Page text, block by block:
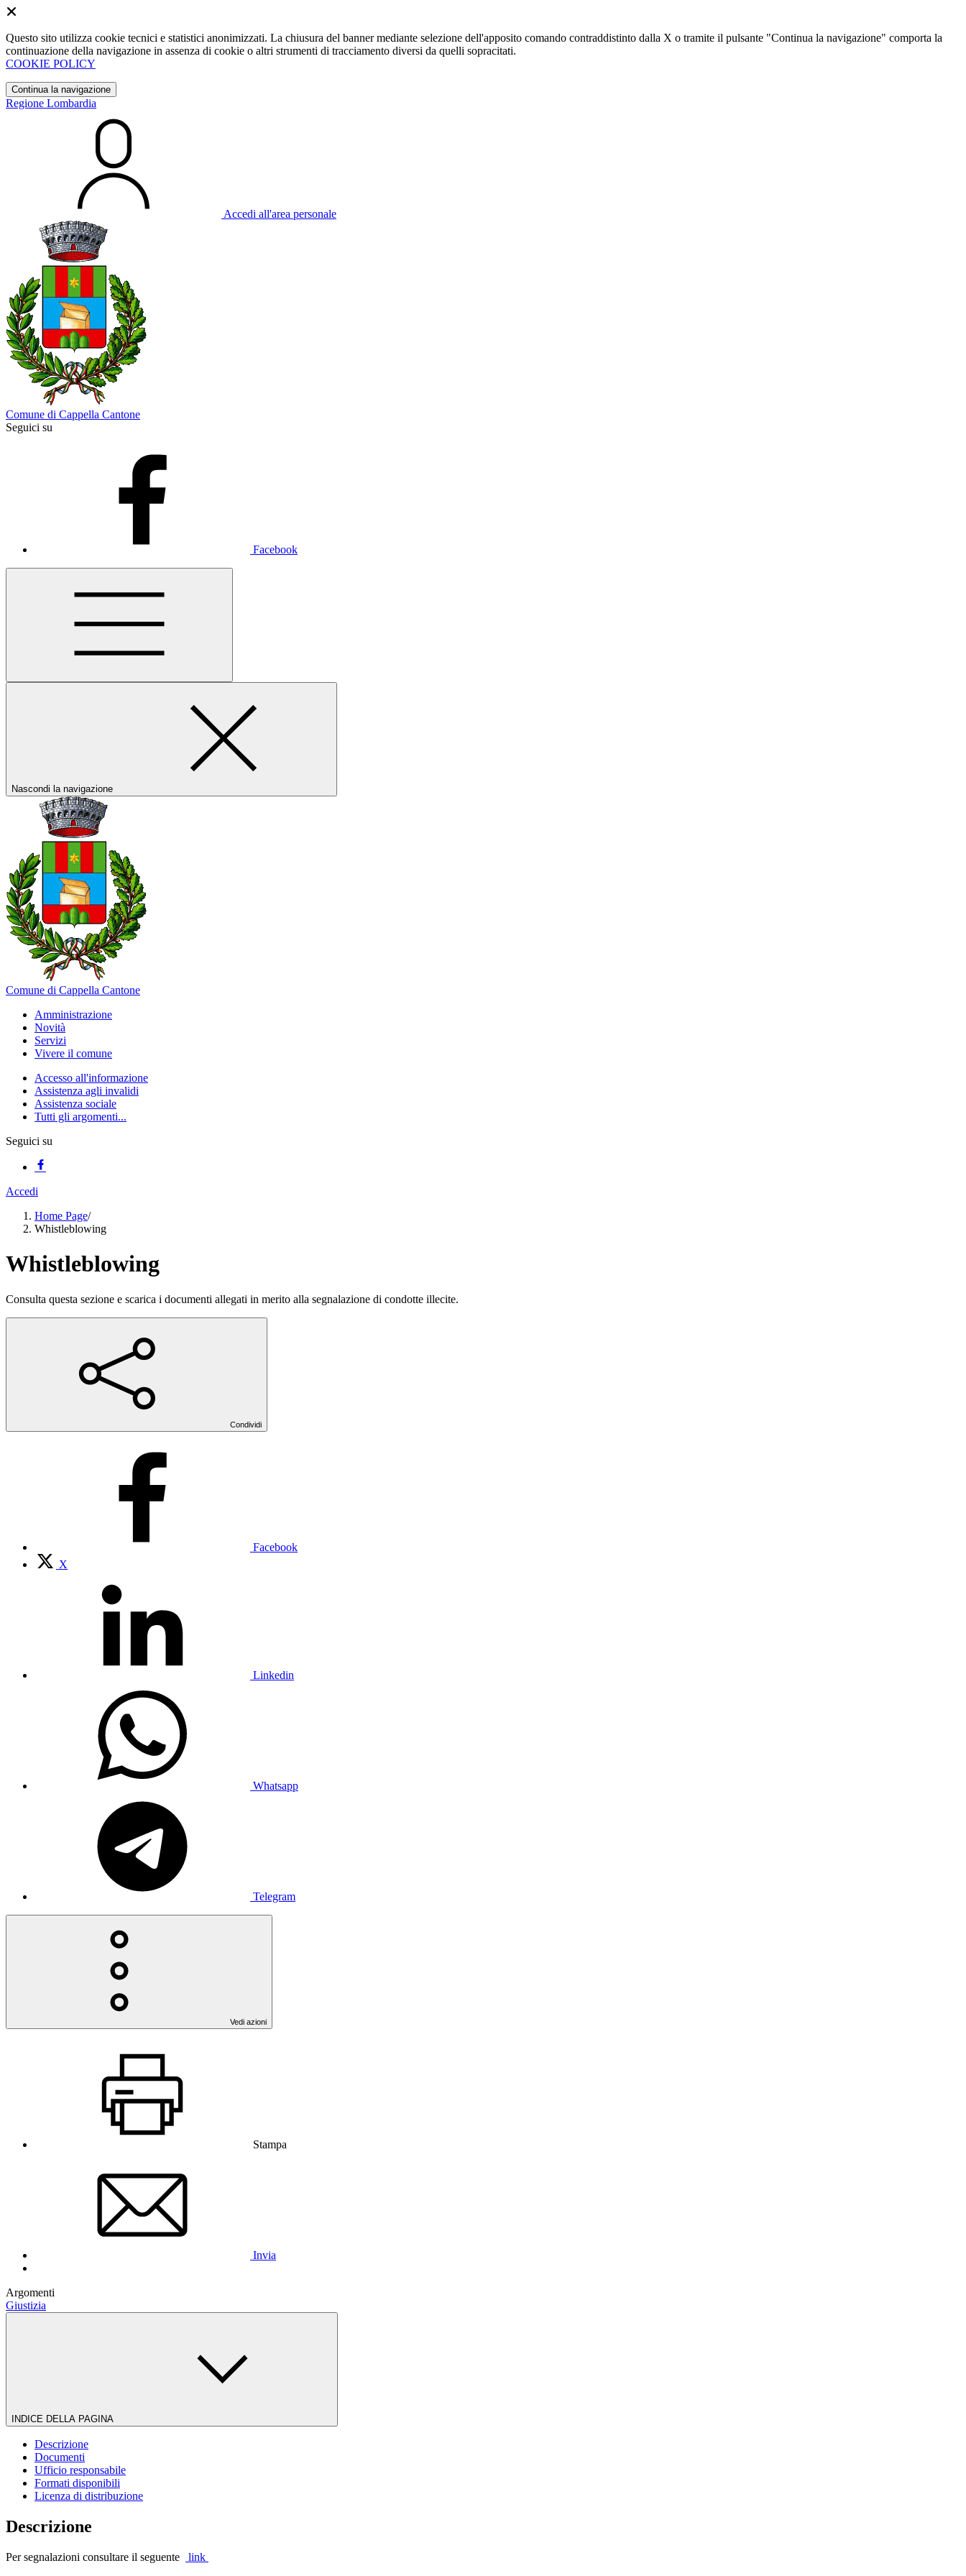
Questo sito utilizza cookie tecnici e statistici anonimizzati. La chiusura del banner mediante selezione dell'apposito comando contraddistinto dalla X o tramite il pulsante "Continua la navigazione" comporta la
continuazione della navigazione in assenza di cookie o altri strumenti di tracciamento diversi da quelli sopracitati.
COOKIE POLICY
Continua la navigazione
Regione Lombardia
Accedi all'area personale
Comune di Cappella Cantone
Seguici su
Facebook
Nascondi la navigazione
Comune di Cappella Cantone
Amministrazione
Novità
Servizi
Vivere il comune
Accesso all'informazione
Assistenza agli invalidi
Assistenza sociale
Tutti gli argomenti...
Seguici su
Accedi
Home Page/
Whistleblowing
Whistleblowing
Consulta questa sezione e scarica i documenti allegati in merito alla segnalazione di condotte illecite.
Condividi
Facebook
X
Linkedin
Whatsapp
Telegram
Vedi azioni
Stampa
Invia
Argomenti
Giustizia
INDICE DELLA PAGINA
Descrizione
Documenti
Ufficio responsabile
Formati disponibili
Licenza di distribuzione
Descrizione
Per segnalazioni consultare il seguente link